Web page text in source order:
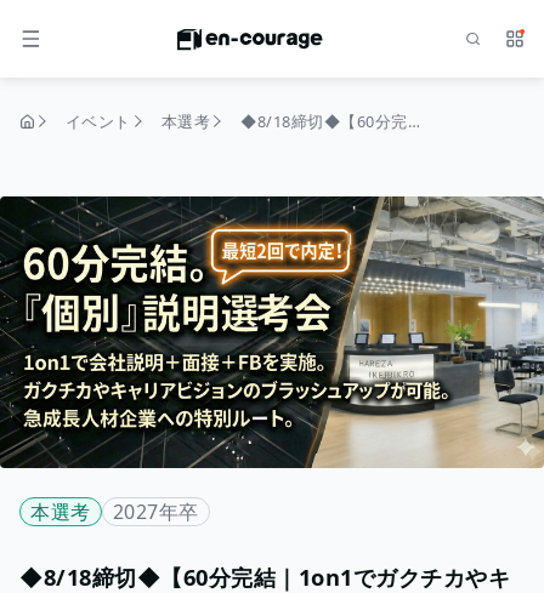
メニュー サ
イベント 本選考 ◆8/18締切◆【60分完結｜1on1でガクチカやキャリアビジョンをブラッシュアップ】急成長人材企業に最短2回の面接で内定！FB付き『個別』説明選考会
本選考 2027年卒
◆8/18締切◆【60分完結｜1on1でガクチカやキ